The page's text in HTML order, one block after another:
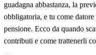
guadagna abbastanza, la
obbligatoria, e tu come
pensione. Ecco da quando
contributi e come trattenerli